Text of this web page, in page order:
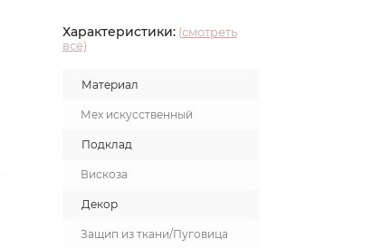
Характеристики: (смотреть
все)
Материал
Мех искусственный
Подклад
Вискоза
Декор
Защип из ткани/Пуговица